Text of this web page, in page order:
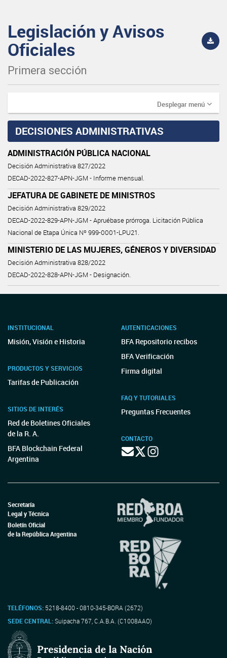
Legislación y Avisos
Oficiales
Primera sección
Desplegar menú
DECISIONES ADMINISTRATIVAS
ADMINISTRACIÓN PÚBLICA NACIONAL
Decisión Administrativa 827/2022
DECAD-2022-827-APN-JGM - Informe mensual.
JEFATURA DE GABINETE DE MINISTROS
Decisión Administrativa 829/2022
DECAD-2022-829-APN-JGM - Apruébase prórroga. Licitación Pública
Nacional de Etapa Única Nº 999-0001-LPU21.
MINISTERIO DE LAS MUJERES, GÉNEROS Y DIVERSIDAD
Decisión Administrativa 828/2022
DECAD-2022-828-APN-JGM - Designación.
INSTITUCIONAL
Misión, Visión e Historia
PRODUCTOS Y SERVICIOS
Tarifas de Publicación
SITIOS DE INTERÉS
Red de Boletines Oficiales
de la R. A.
BFA Blockchain Federal
Argentina
AUTENTICACIONES
BFA Repositorio recibos
BFA Verificación
Firma digital
FAQ Y TUTORIALES
Preguntas Frecuentes
CONTACTO
Secretaría
Legal y Técnica
Boletín Oficial
de la República Argentina
TELÉFONOS: 5218-8400 - 0810-345-BORA (2672)
SEDE CENTRAL:Suipacha 767, C.A.B.A. (C1008AAO)